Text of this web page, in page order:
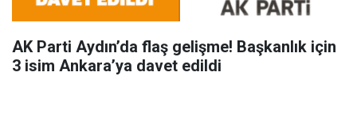
AK Parti Aydın’da flaş gelişme! Başkanlık için
3 isim Ankara’ya davet edildi